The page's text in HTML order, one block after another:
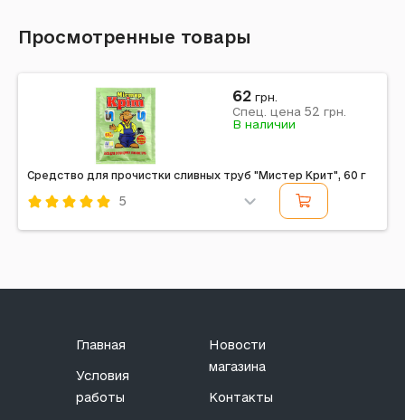
Просмотренные товары
Средство для прочистки сливных труб "Мистер Крит", 60 г
5
62 грн.
Спец. цена 52 грн.
В наличии
Главная
Условия
работы
Новости
магазина
Контакты